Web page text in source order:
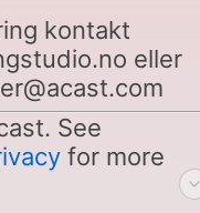
kontakt
eller
See
for more